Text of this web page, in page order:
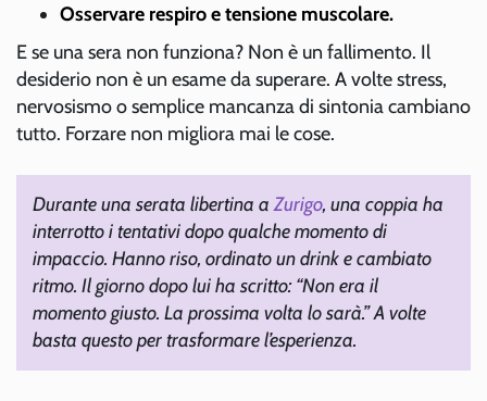
Osservare respiro e tensione muscolare.
E se una sera non funziona? Non è un fallimento. Il
desiderio non è un esame da superare. A volte stress,
nervosismo o semplice mancanza di sintonia cambiano
tutto. Forzare non migliora mai le cose.
Durante una serata libertina aZurigo, una coppia ha
interrotto i tentativi dopo qualche momento di
impaccio. Hanno riso, ordinato un drink e cambiato
ritmo. Il giorno dopo lui ha scritto: “Non era il
momento giusto. La prossima volta lo sarà.” A volte
basta questo per trasformare l’esperienza.